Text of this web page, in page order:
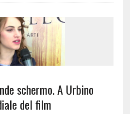
schermo. A Urbino
del film